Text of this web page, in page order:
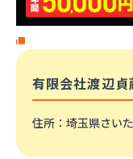
有限会社渡辺貞
住所 ：埼玉県さい